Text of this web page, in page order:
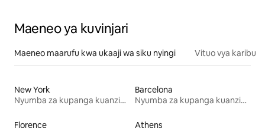
Maeneo ya kuvinjari
Maeneo maarufu kwa ukaaji wa siku nyingi Vituo vya karibu
New York
Nyumba za kupanga kuanzia mwezi mmoja
Barcelona
Nyumba za kupanga kuanzia mwezi mmoja
Florence
Athens